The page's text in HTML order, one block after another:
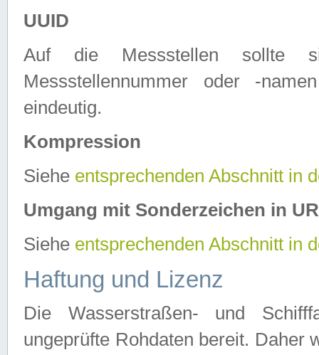
UUID
Auf die Messstellen sollte
Messstellennummer oder -
eindeutig.
Kompression
Siehe entsprechenden Abschnitt in
Umgang mit Sonderzeichen in
Siehe entsprechenden Abschnitt in
Haftung und Lizenz
Die Wasserstraßen- und
ungeprüfte Rohdaten bereit. Daher